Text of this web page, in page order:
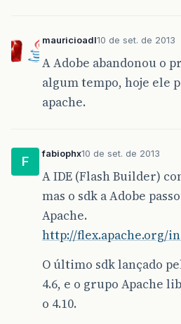
mauricioadl10 de set. de 2013
A Adobe abandonou o
algum tempo, hoje ele
apache.
F
fabiophx10 de set. de 2013
A IDE (Flash Builder)
mas o sdk a Adobe
Apache.
http://flex.apache.org/
O último sdk lançado
4.6, e o grupo Apache
o 4.10.